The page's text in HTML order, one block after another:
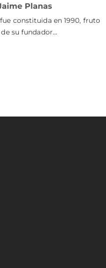
Planas
constituida en 1990, fruto
su fundador…